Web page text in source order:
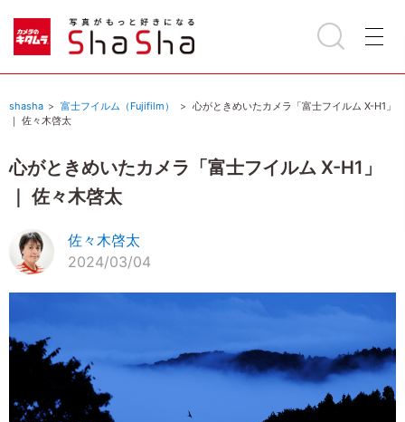
shasha 富士フイルム（Fujifilm）
心がときめいたカメラ「富士フイルム X-H1」
｜ 佐々木啓太
心がときめいたカメラ「富士フイルム X-H1」
｜ 佐々木啓太
佐々木啓太
2024/03/04